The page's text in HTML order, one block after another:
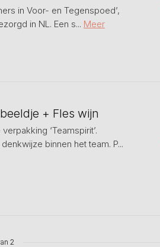
in Voor- en Tegenspoed’,
in NL. Een s... Meer
+ Fles wijn
‘Teamspirit’.
binnen het team. P...
2